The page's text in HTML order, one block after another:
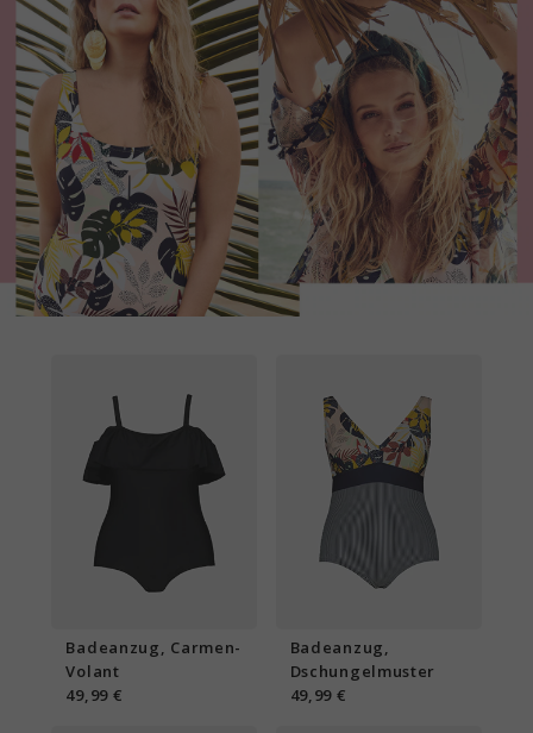
Badeanzug, Carmen-
Volant
49,99 €
Badeanzug,
Dschungelmuster
49,99 €